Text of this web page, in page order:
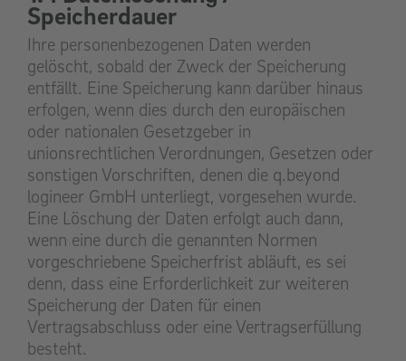
Speicherdauer
Ihre personenbezogenen Daten werden
gelöscht, sobald der Zweck der Speicherung
entfällt. Eine Speicherung kann darüber hinaus
erfolgen, wenn dies durch den europäischen
oder nationalen Gesetzgeber in
unionsrechtlichen Verordnungen, Gesetzen oder
sonstigen Vorschriften, denen die q.beyond
logineer GmbH unterliegt, vorgesehen wurde.
Eine Löschung der Daten erfolgt auch dann,
wenn eine durch die genannten Normen
vorgeschriebene Speicherfrist abläuft, es sei
denn, dass eine Erforderlichkeit zur weiteren
Speicherung der Daten für einen
Vertragsabschluss oder eine Vertragserfüllung
besteht.